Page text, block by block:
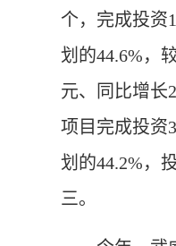
个，完成投资
划的44.6%，
元、同比增长
项目完成投资
划的44.2%，
三。